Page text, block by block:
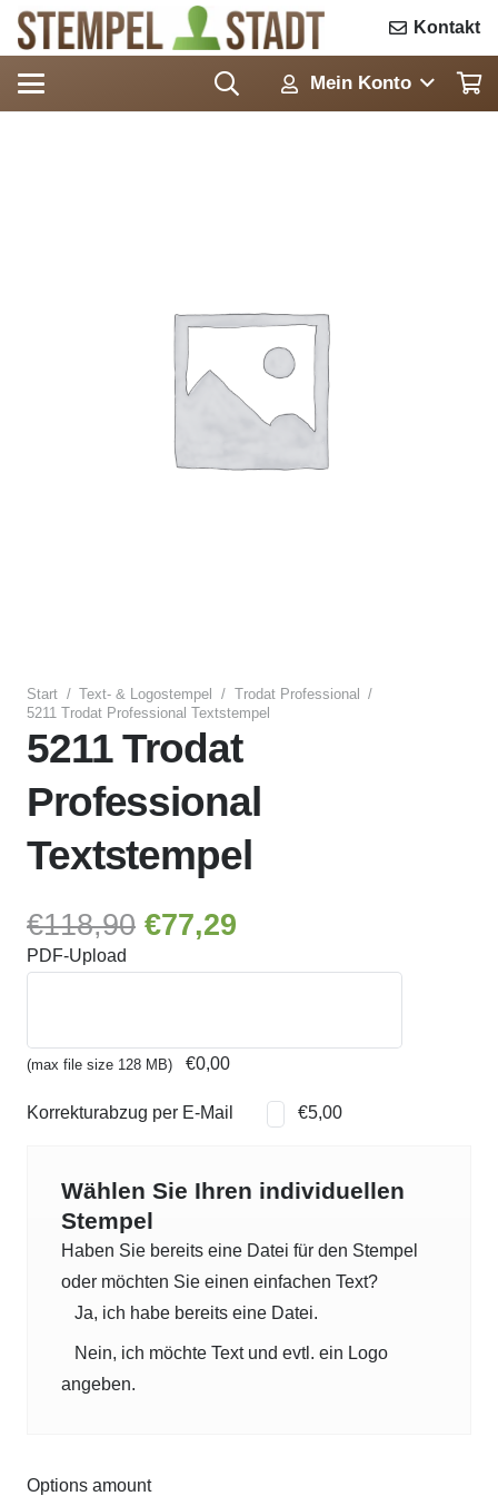
Kontakt
Mein Konto
Start / Text- & Logostempel / Trodat Professional
/
5211 Trodat Professional Textstempel
5211 Trodat
Professional
Textstempel
€118,90 Ursprünglicher
€77,29
PDF-Upload
(max file size 128 MB) €0,00
Korrekturabzug per E-Mail €5,00
Wählen Sie Ihren individuellen
Stempel
Haben Sie bereits eine Datei für den Stempel
oder möchten Sie einen einfachen Text?
Ja, ich habe bereits eine Datei.
Nein, ich möchte Text und evtl. ein Logo
angeben.
Options amount